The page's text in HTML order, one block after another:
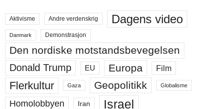
Aktivisme Andre verdenskrig Dagens video
Danmark Demonstrasjon
Den nordiske motstandsbevegelsen
Donald Trump EU Europa Film
Flerkultur Gaza Geopolitikk Globalisme
Homolobbyen Iran Israel